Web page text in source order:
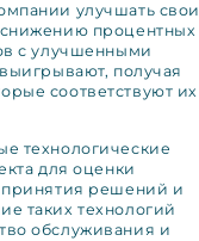
улучшать свои
процентных
с улучшенными
получая
соответствуют их
технологические
для оценки
принятия решений и
таких технологий
обслуживания и